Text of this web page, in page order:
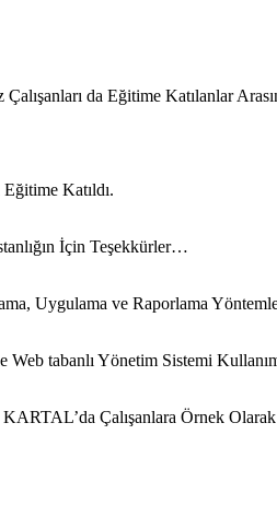
da Eğitime Katılanlar
Katıldı.
İçin Teşekkürler…
Uygulama ve Raporlama
Web tabanlı Yönetim Sistemi
Çalışanlara Örnek